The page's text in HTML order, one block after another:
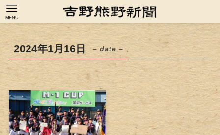
MENU
2024年1月16日 – date –